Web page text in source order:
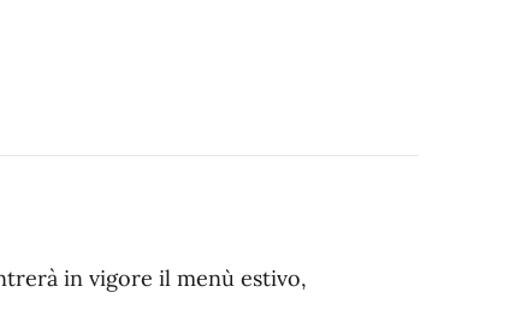
in vigore il menù estivo,